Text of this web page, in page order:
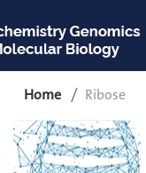
Home Ribose